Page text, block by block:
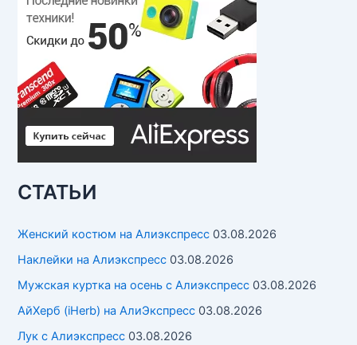
СТАТЬИ
Женский костюм на Алиэкспресс 03.08.2026
Наклейки на Алиэкспресс 03.08.2026
Мужская куртка на осень с Алиэкспресс 03.08.2026
АйХерб (iHerb) на АлиЭкспресс 03.08.2026
Лук с Алиэкспресс 03.08.2026